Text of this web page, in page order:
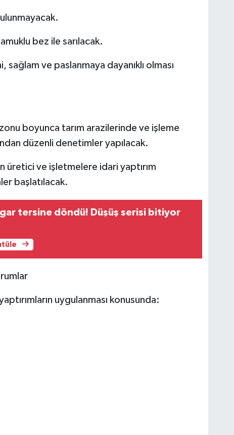
bez ile sarılacak.
ve paslanmaya dayanıklı olması
boyunca tarım arazilerinde ve işleme
düzenli denetimler yapılacak.
üretici ve işletmelere idari yaptırım
başlatılacak.
tersine döndü! Düşüş serisi bitiyor
uygulanması konusunda: